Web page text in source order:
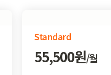
Standard
55,500원/월